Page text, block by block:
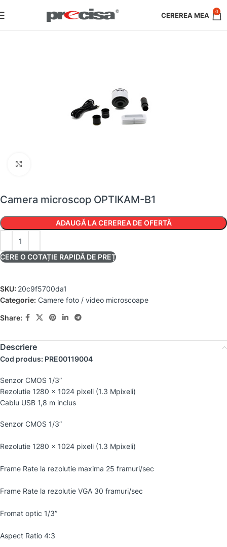
0
Camera microscop OPTIKAM-B1
ADAUGĂ LA CEREREA DE OFERTĂ
CERE O COTAȚIE RAPIDĂ DE PREȚ
SKU: 20c9f5700da1
Categorie: Camere foto / video microscoape
Share:
Descriere
Cod produs: PRE00119004
Senzor CMOS 1/3”
Rezolutie 1280 x 1024 pixeli (1.3 Mpixeli)
Cablu USB 1,8 m inclus
Senzor CMOS 1/3”
Rezolutie 1280 x 1024 pixeli (1.3 Mpixeli)
Frame Rate la rezolutie maxima 25 framuri/sec
Frame Rate la rezolutie VGA 30 framuri/sec
Fromat optic 1/3”
Aspect Ratio 4:3